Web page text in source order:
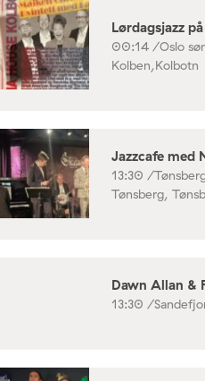
Lørdagsjazz
00:14 /Oslo
Kolben,Kolbotn
Jazzcafe med
13:30 /
Tønsberg,
Dawn Allan &
13:30 /